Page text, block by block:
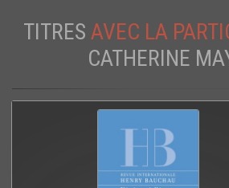
TITRES AVEC LA
CATHERINE